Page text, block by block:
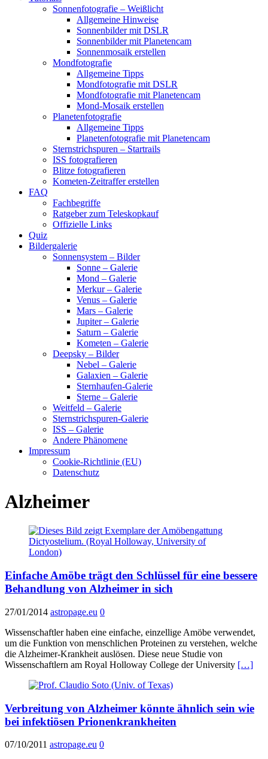
Sonnenfotografie – Weißlicht
Allgemeine Hinweise
Sonnenbilder mit DSLR
Sonnenbilder mit Planetencam
Sonnenmosaik erstellen
Mondfotografie
Allgemeine Tipps
Mondfotografie mit DSLR
Mondfotografie mit Planetencam
Mond-Mosaik erstellen
Planetenfotografie
Allgemeine Tipps
Planetenfotografie mit Planetencam
Sternstrichspuren – Startrails
ISS fotografieren
Blitze fotografieren
Kometen-Zeitraffer erstellen
FAQ
Fachbegriffe
Ratgeber zum Teleskopkauf
Offizielle Links
Quiz
Bildergalerie
Sonnensystem – Bilder
Sonne – Galerie
Mond – Galerie
Merkur – Galerie
Venus – Galerie
Mars – Galerie
Jupiter – Galerie
Saturn – Galerie
Kometen – Galerie
Deepsky – Bilder
Nebel – Galerie
Galaxien – Galerie
Sternhaufen-Galerie
Sterne – Galerie
Weitfeld – Galerie
Sternstrichspuren-Galerie
ISS – Galerie
Andere Phänomene
Impressum
Cookie-Richtlinie (EU)
Datenschutz
Alzheimer
Einfache Amöbe trägt den Schlüssel für eine bessere
Behandlung von Alzheimer in sich
27/01/2014 astropage.eu 0
Wissenschaftler haben eine einfache, einzellige Amöbe verwendet,
um die Funktion von menschlichen Proteinen zu verstehen, welche
die Alzheimer-Krankheit auslösen. Diese neue Studie von
Wissenschaftlern am Royal Holloway College der University […]
Verbreitung von Alzheimer könnte ähnlich sein wie
bei infektiösen Prionenkrankheiten
07/10/2011 astropage.eu 0